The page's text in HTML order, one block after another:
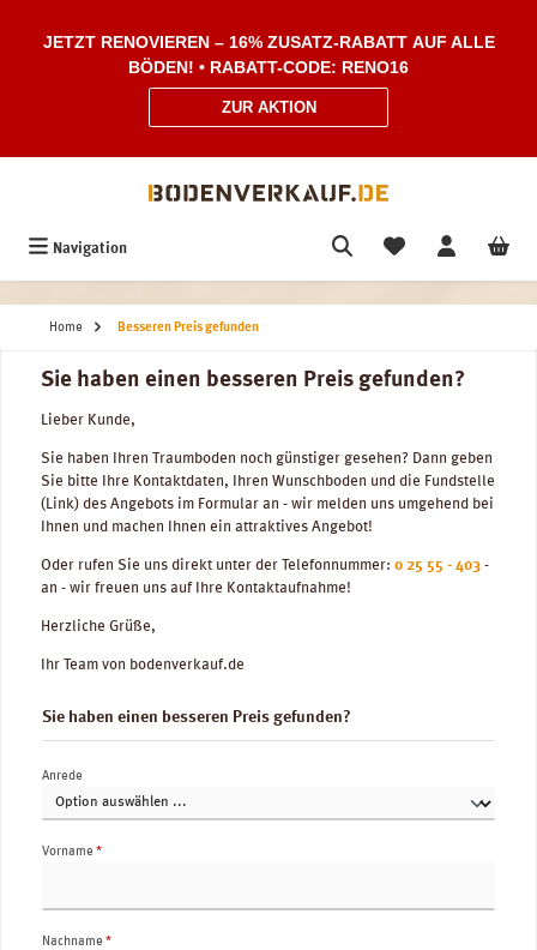
JETZT RENOVIEREN – 16% ZUSATZ-RABATT AUF ALLE
BÖDEN! • RABATT-CODE: RENO16
ZUR AKTION
Navigation
Home Besseren Preis gefunden
Sie haben einen besseren Preis gefunden?
Lieber Kunde,
Sie haben Ihren Traumboden noch günstiger gesehen? Dann geben
Sie bitte Ihre Kontaktdaten, Ihren Wunschboden und die Fundstelle
(Link) des Angebots im Formular an - wir melden uns umgehend bei
Ihnen und machen Ihnen ein attraktives Angebot!
Oder rufen Sie uns direkt unter der Telefonnummer: 0 25 55 - 403-
an - wir freuen uns auf Ihre Kontaktaufnahme!
Herzliche Grüße,
Ihr Team von bodenverkauf.de
Sie haben einen besseren Preis gefunden?
Anrede
Vorname *
Nachname *